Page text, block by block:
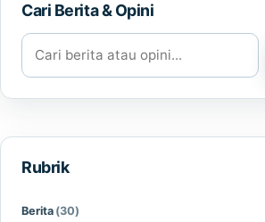
Cari Berita & Opini
Cari berita atau opini
Rubrik
Berita (30)